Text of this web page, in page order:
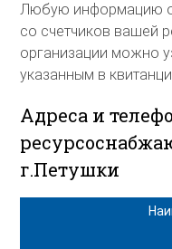
Любую информацию о
со счетчиков вашей
организации можно
указанным в
Адреса и
г.Петушки